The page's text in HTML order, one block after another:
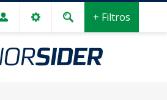
+ Filtros